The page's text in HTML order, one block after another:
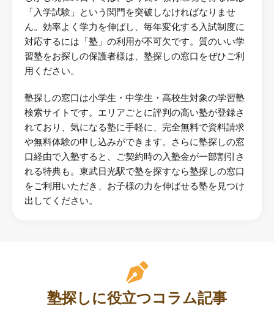
「入学試験」という関門を突破しなければなりませ
ん。効率よく学力を伸ばし、毎年変化する入試制度に
対応するには「塾」の利用が不可欠です。質のいい学
習塾をお探しの保護者様は、塾探しの窓口をぜひご利
用ください。
塾探しの窓口は小学生・中学生・高校生対象の学習塾
検索サイトです。エリアごとに評判の高い塾が登録さ
れており、気になる塾に手軽に、完全無料で資料請求
や無料体験の申し込みができます。さらに塾探しの窓
口経由で入塾すると、ご契約時の入塾金が一部割引さ
れる特典も。東武日光駅で塾を探すなら塾探しの窓口
をご利用いただき、お子様の力を伸ばせる塾を見つけ
出してください。
塾探しに役立つコラム記事